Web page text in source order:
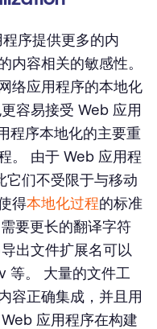
序提供更多的内
内容相关的敏感性。
络应用程序的本地化
容易接受 Web 应用
程序本地化的主要重
。 由于 Web 应用程
它们不受限于与移动
得本地化过程的标准
要更长的翻译字符
出文件扩展名可以
等。 大量的文件工
容正确集成，并且用
应用程序在构建